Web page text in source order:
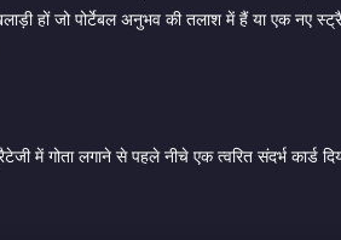
हों जो पोर्टेबल अनुभव की तलाश में हैं या एक नए
में गोता लगाने से पहले नीचे एक त्वरित संदर्भ कार्ड